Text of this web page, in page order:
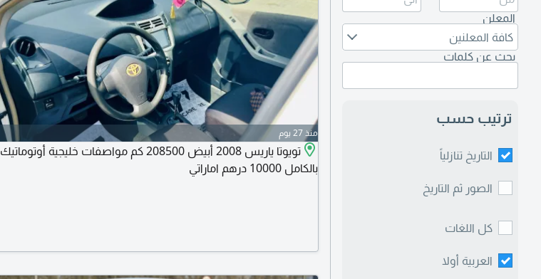
المعلن
كافة المعلنين
بحث عن كلمات
ترتيب حسب
التاريخ تنازلياً
الصور ثم التاريخ
كل اللغات
العربية أولا
منذ 27 يوم
تويوتا ياريس 2008 أبيض 208500 كم مواصفات خليجية أوتوماتيك
بالكامل 10000 درهم اماراتي